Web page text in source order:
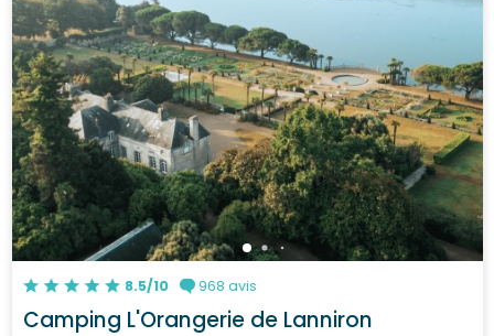
8.5/10 968 avis
Camping L'Orangerie de Lanniron